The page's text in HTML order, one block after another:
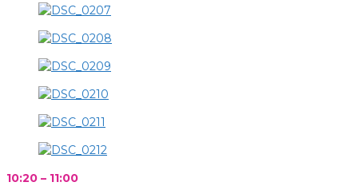
10:20 – 11:00